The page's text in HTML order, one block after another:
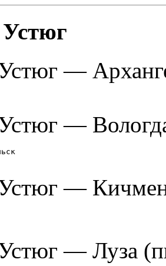
—
—
—
— Луза